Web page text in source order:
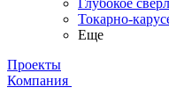
Глубокое
Токарно-
Еще
Проекты
Компания